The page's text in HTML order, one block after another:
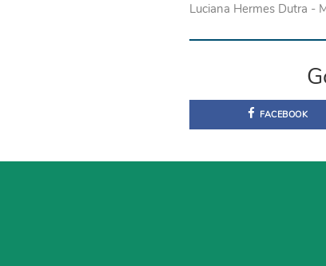
Luciana Hermes Dutra -
FACEBOOK